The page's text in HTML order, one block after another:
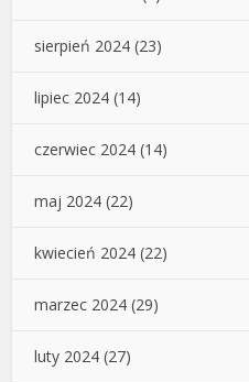
sierpień 2024 (23)
lipiec 2024 (14)
czerwiec 2024 (14)
maj 2024 (22)
kwiecień 2024 (22)
marzec 2024 (29)
luty 2024 (27)